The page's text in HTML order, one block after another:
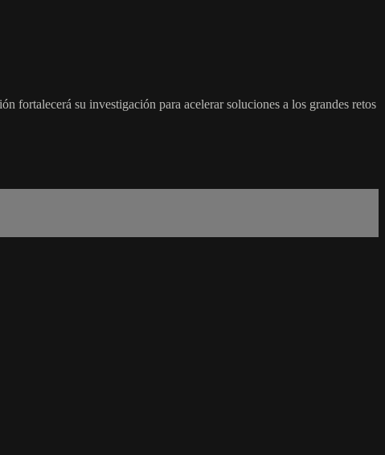
su investigación para acelerar soluciones a los grandes retos